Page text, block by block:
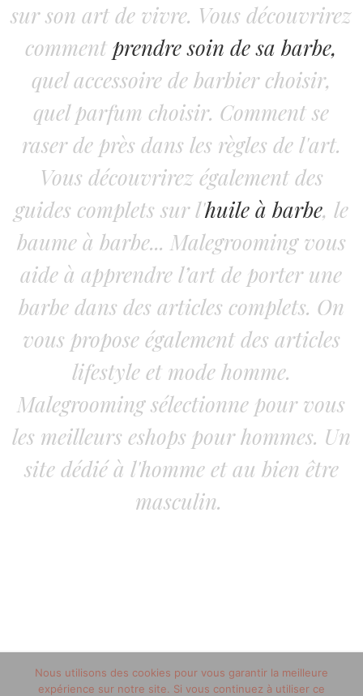
sur son art de vivre. Vous découvrirez
commentprendre soin de sa barbe,
quel accessoire de barbier choisir,
quel parfum choisir. Comment se
raser de près dans les règles de l'art.
Vous découvrirez également des
guides complets sur l'huile à barbe, le
baume à barbe... Malegrooming vous
aide à apprendre l’art de porter une
barbe dans des articles complets. On
vous propose également des articles
lifestyle et mode homme.
Malegrooming sélectionne pour vous
les meilleurs eshops pour hommes. Un
site dédié à l'homme et au bien être
masculin.
© 2018 copyright malegrooming.fr//Tous droits réservés
Nous utilisons des cookies pour vous garantir la meilleure
expérience sur notre site. Si vous continuez à utiliser ce